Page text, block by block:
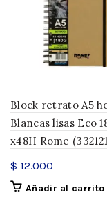
Block retrato A5
Blancas lisas Eco
x48H Rome
$ 12.000
Añadir al carrito